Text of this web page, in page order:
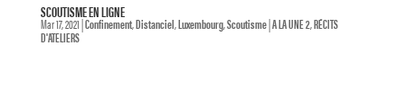
SCOUTISME EN LIGNE
Mar 17, 2021|Confinement,Distanciel,Luxembourg,Scoutisme|A LA UNE 2,RÉCITS
D'ATELIERS